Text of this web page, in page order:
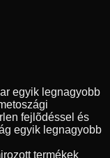
egyik legnagyobb
fejlõdéssel és
egyik legnagyobb
termékek